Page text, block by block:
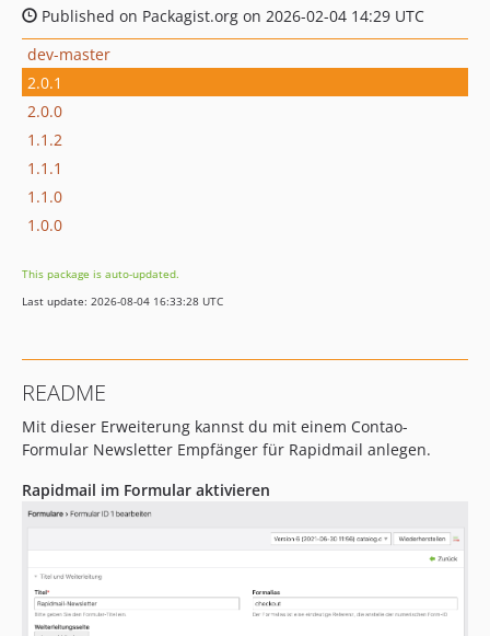
Published on Packagist.org on 2026-02-04 14:29 UTC
dev-master
2.0.1
2.0.0
1.1.2
1.1.1
1.1.0
1.0.0
This package is auto-updated.
Last update: 2026-08-04 16:33:28 UTC
README
Mit dieser Erweiterung kannst du mit einem Contao-
Formular Newsletter Empfänger für Rapidmail anlegen.
Rapidmail im Formular aktivieren